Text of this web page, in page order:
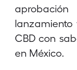
CBD con
en México.